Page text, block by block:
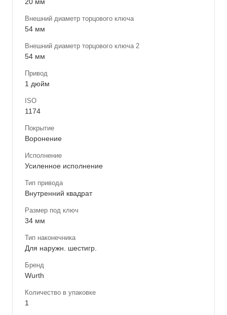
Внешний диаметр торцового ключа
54 мм
Внешний диаметр торцового ключа 2
54 мм
Привод
1 дюйм
ISO
1174
Покрытие
Воронение
Исполнение
Усиленное исполнение
Тип привода
Внутренний квадрат
Размер под ключ
34 мм
Тип наконечника
Для наружн. шестигр.
Бренд
Wurth
Количество в упаковке
1